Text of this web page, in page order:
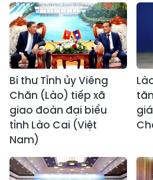
Bí thư Tỉnh ủy Viêng
Chăn (Lào) tiếp xã
giao đoàn đại biểu
tỉnh Lào Cai (Việt
Nam)